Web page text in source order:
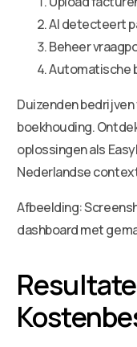
AI detecteert
Beheer
Automatische
Duizenden
boekhouding.
oplossingen als
Nederlandse
Afbeelding:
dashboard met